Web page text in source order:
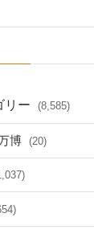
リー (8,585)
博 (20)